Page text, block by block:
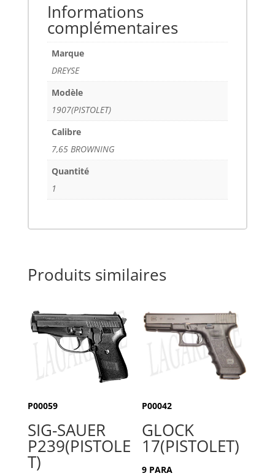
Informations
complémentaires
Marque
DREYSE
Modèle
1907(PISTOLET)
Calibre
7,65 BROWNING
Quantité
1
Produits similaires
P00059
SIG-SAUER
P239(PISTOLE
T)
P00042
GLOCK
17(PISTOLET)
9 PARA